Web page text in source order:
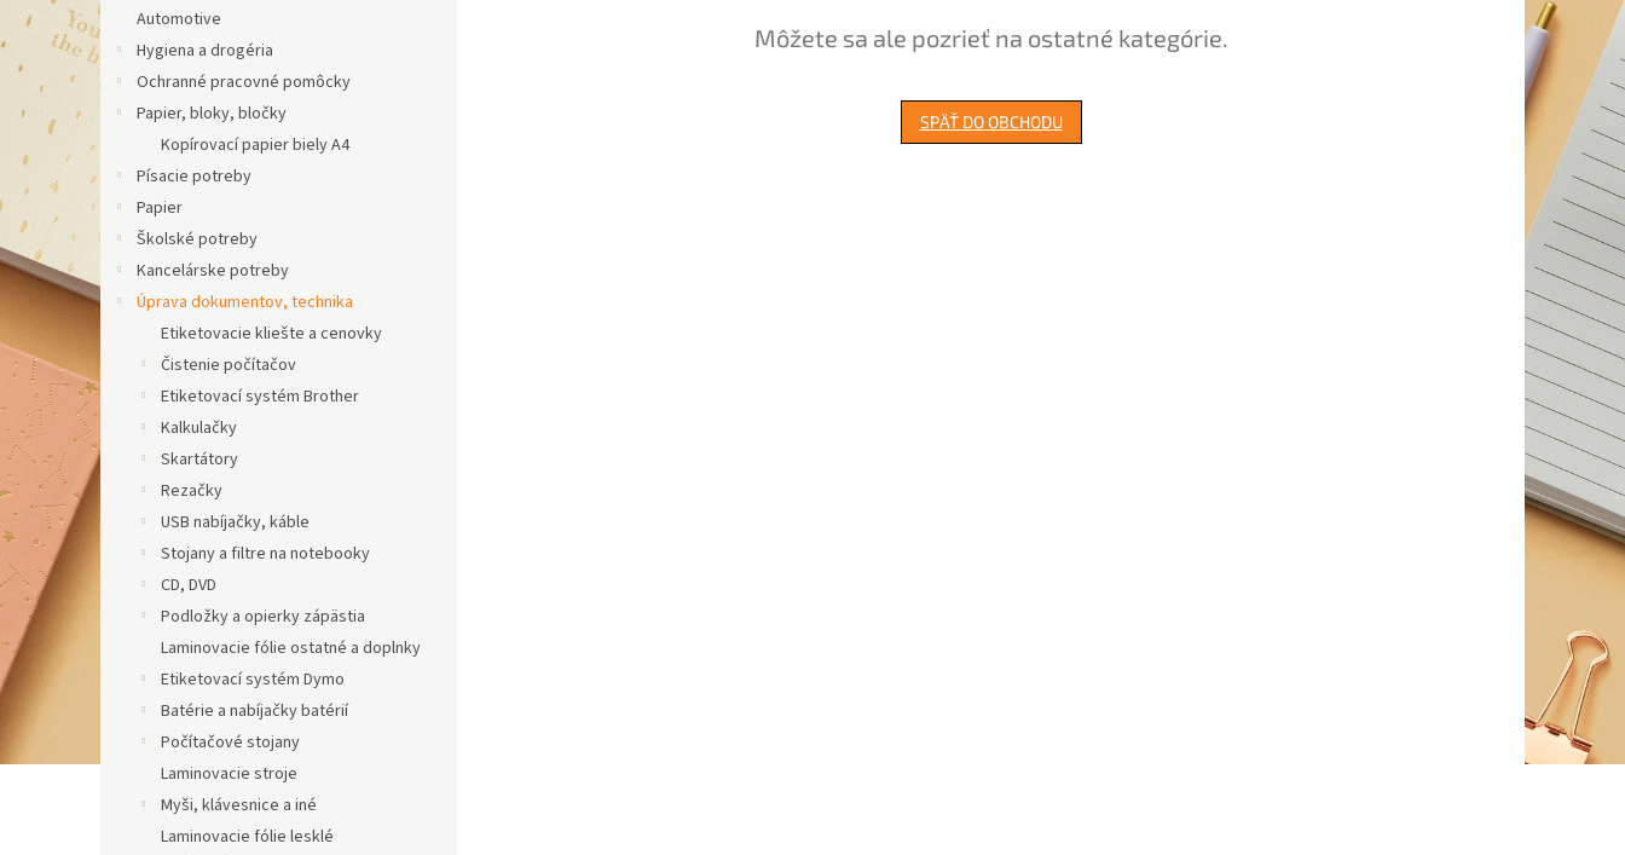
Automotive
Hygiena a drogéria
Ochranné pracovné pomôcky
Papier, bloky, bločky
Kopírovací papier biely A4
Písacie potreby
Papier
Školské potreby
Kancelárske potreby
Úprava dokumentov, technika
Etiketovacie kliešte a cenovky
Čistenie počítačov
Etiketovací systém Brother
Kalkulačky
Skartátory
Rezačky
USB nabíjačky, káble
Stojany a filtre na notebooky
CD, DVD
Podložky a opierky zápästia
Laminovacie fólie ostatné a doplnky
Etiketovací systém Dymo
Batérie a nabíjačky batérií
Počítačové stojany
Laminovacie stroje
Myši, klávesnice a iné
Laminovacie fólie lesklé
Môžete sa ale pozrieť na ostatné kategórie.
SPÄŤ DO OBCHODU